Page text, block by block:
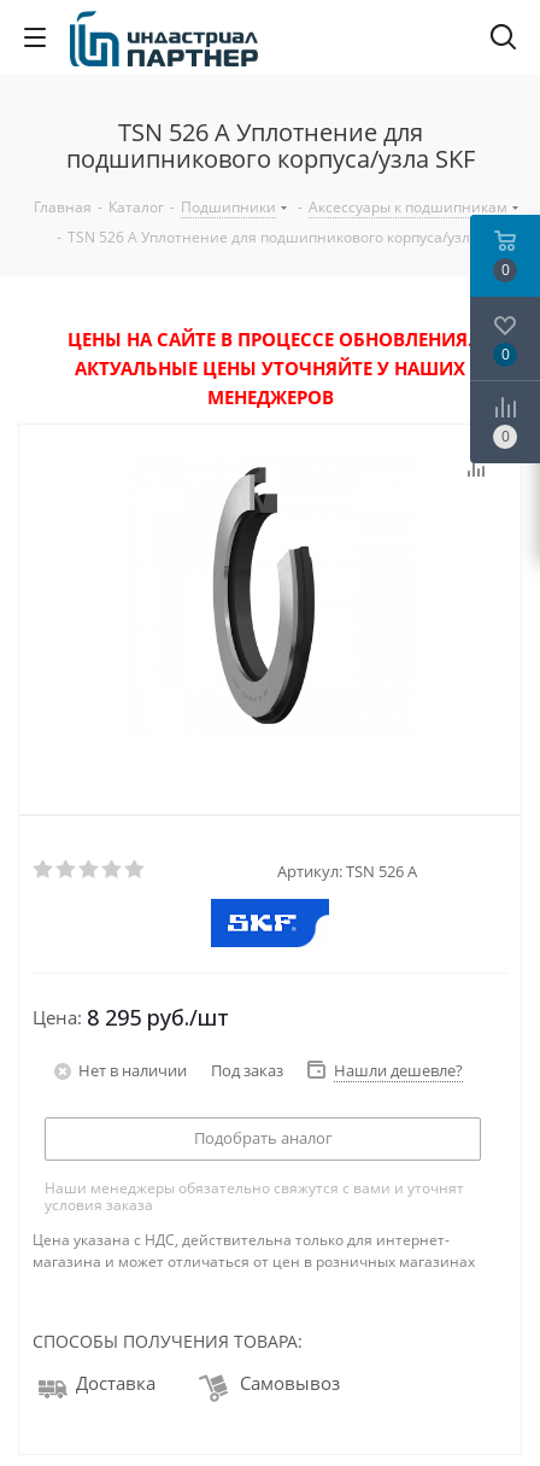
TSN 526 A Уплотнение для
подшипникового корпуса/узла SKF
Главная - Каталог - Подшипники - Аксессуары к подшипникам
- TSN 526 A Уплотнение для подшипникового корпуса/узла SKF
ЦЕНЫ НА САЙТЕ В ПРОЦЕССЕ ОБНОВЛЕНИЯ.
АКТУАЛЬНЫЕ ЦЕНЫ УТОЧНЯЙТЕ У НАШИХ
МЕНЕДЖЕРОВ
Артикул:TSN 526 A
Цена: 8 295 руб./шт
Нет в наличии Под заказ Нашли дешевле?
Подобрать аналог
Наши менеджеры обязательно свяжутся с вами и уточнят
условия заказа
Цена указана с НДС, действительна только для интернет-
магазина и может отличаться от цен в розничных магазинах
СПОСОБЫ ПОЛУЧЕНИЯ ТОВАРА:
Доставка Самовывоз
0
0
0